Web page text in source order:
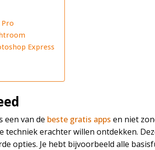
Express
een van de beste gratis apps en niet
techniek erachter willen ontdekken.
opties. Je hebt bijvoorbeeld alle